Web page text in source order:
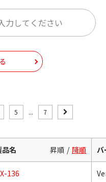
5 ... 7
品名 昇順 降順
136